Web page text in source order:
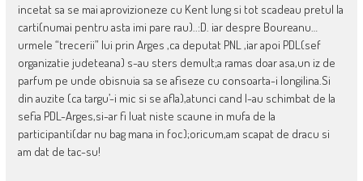
incetat sa se mai aprovizioneze cu Kent lung si tot scadeau pretul la
carti(numai pentru asta imi pare rau)..:D. iar despre Boureanu…
urmele “trecerii” lui prin Arges ,ca deputat PNL ,iar apoi PDL(sef
organizatie judeteana) s-au sters demult;a ramas doar asa,un iz de
parfum pe unde obisnuia sa se afiseze cu consoarta-i longilina.Si
din auzite (ca targu’-i mic si se afla),atunci cand l-au schimbat de la
sefia PDL-Arges,si-ar fi luat niste scaune in mufa de la
participanti(dar nu bag mana in foc);oricum,am scapat de dracu si
am dat de tac-su!